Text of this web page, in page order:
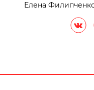
Елена